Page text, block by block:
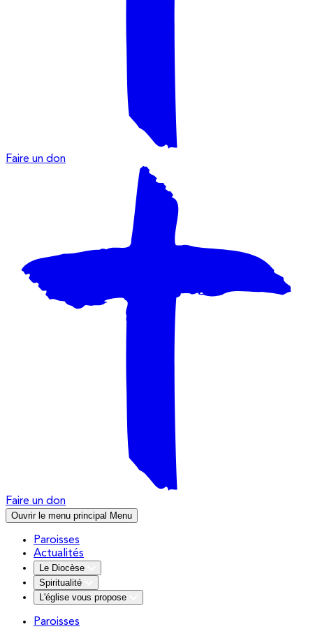
Faire un don
Faire un don
Ouvrir le menu principal Menu
Paroisses
Actualités
Le Diocèse
Spiritualité
L'église vous propose
Paroisses